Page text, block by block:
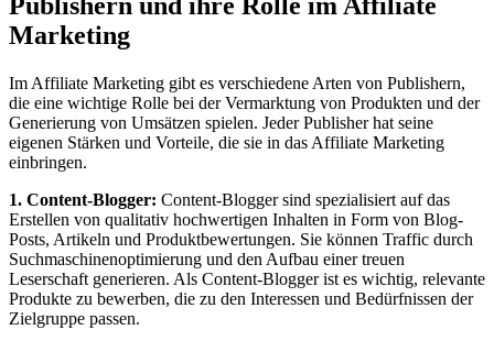
Marketing
Im Affiliate Marketing gibt es verschiedene Arten von Publishern,
die eine wichtige Rolle bei der Vermarktung von Produkten und der
Generierung von Umsätzen spielen. Jeder Publisher hat seine
eigenen Stärken und Vorteile, die sie in das Affiliate Marketing
einbringen.
1. Content-Blogger: Content-Blogger sind spezialisiert auf das
Erstellen von qualitativ hochwertigen Inhalten in Form von Blog-
Posts, Artikeln und Produktbewertungen. Sie können Traffic durch
Suchmaschinenoptimierung und den Aufbau einer treuen
Leserschaft generieren. Als Content-Blogger ist es wichtig, relevante
Produkte zu bewerben, die zu den Interessen und Bedürfnissen der
Zielgruppe passen.